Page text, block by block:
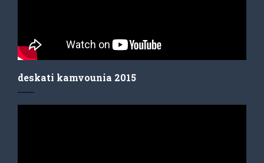
deskati kamvounia 2015